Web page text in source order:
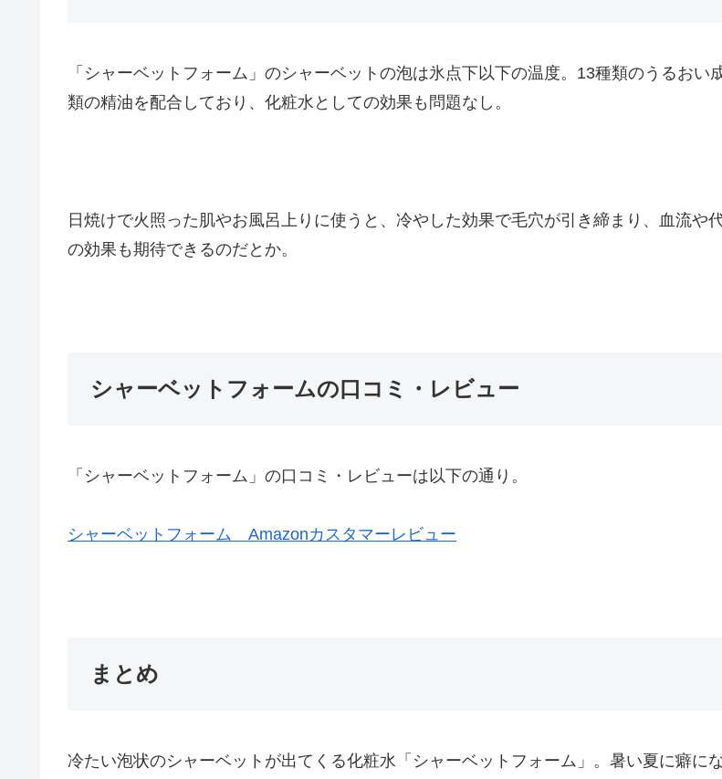
「シャーベットフォーム」のシャーベットの泡は氷点下以下の温度。13種類のうるおい
類の精油を配合しており、化粧水としての効果も問題なし。
日焼けで火照った肌やお風呂上りに使うと、冷やした効果で毛穴が引き締まり、血流や
の効果も期待できるのだとか。
シャーベットフォームの口コミ・レビュー
「シャーベットフォーム」の口コミ・レビューは以下の通り。
シャーベットフォーム Amazonカスタマーレビュー
まとめ
冷たい泡状のシャーベットが出てくる化粧水「シャーベットフォーム」。暑い夏に癖に